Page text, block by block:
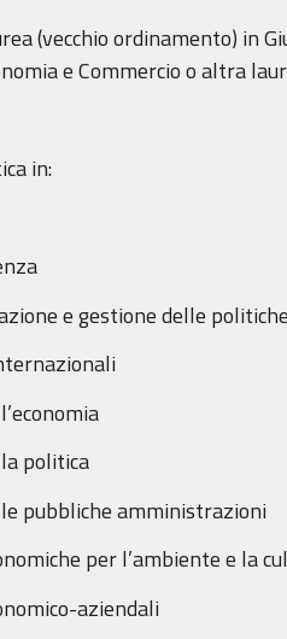
(vecchio ordinamento) in
e Commercio o altra
in:
e gestione delle
politica
pubbliche amministrazioni
per l’ambiente e la
aziendali